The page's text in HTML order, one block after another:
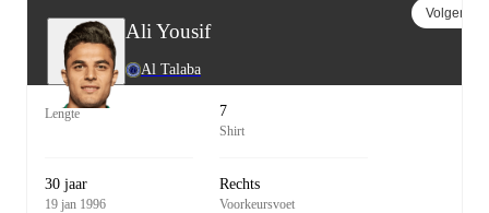
Ali Yousif
Al Talaba
Volgen
Lengte 7
Shirt
30 jaar
19 jan 1996
Rechts
Voorkeursvoet